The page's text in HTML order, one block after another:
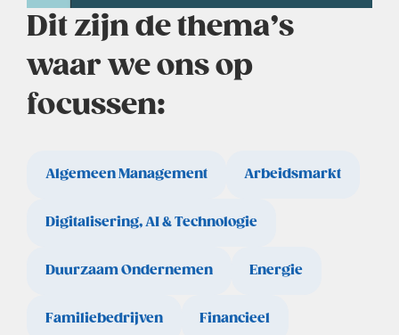
Dit zijn de thema’s
waar we ons op
focussen:
Algemeen Management Arbeidsmarkt
Digitalisering, AI & Technologie
Duurzaam Ondernemen Energie
Familiebedrijven Financieel